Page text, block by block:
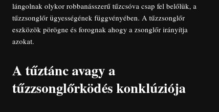
lángolnak olykor robbanásszerű tűzcsóva csap fel belőlük, a
tűzzsonglőr ügyességének függvényében. A tűzzsonglőr
eszközök pörögne és forognak ahogy a zsonglőr irányítja
azokat.
A tűztánc avagy a
tűzzsonglőrködés konklúziója